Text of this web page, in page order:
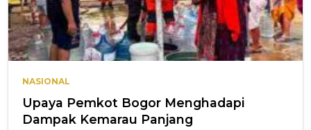
NASIONAL
Upaya Pemkot Bogor Menghadapi
Dampak Kemarau Panjang